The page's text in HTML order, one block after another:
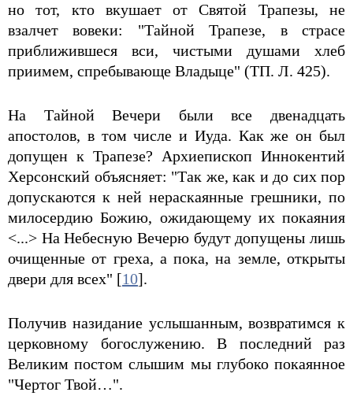
но тот, кто вкушает от Святой Трапезы, не
взалчет вовеки: "Тайной Трапезе, в страсе
приближившеся вси, чистыми душами хлеб
приимем, спребывающе Владыце" (ТП. Л. 425).
На Тайной Вечери были все двенадцать
апостолов, в том числе и Иуда. Как же он был
допущен к Трапезе? Архиепископ Иннокентий
Херсонский объясняет: "Так же, как и до сих пор
допускаются к ней нераскаянные грешники, по
милосердию Божию, ожидающему их покаяния
<...> На Небесную Вечерю будут допущены лишь
очищенные от греха, а пока, на земле, открыты
двери для всех" [10].
Получив назидание услышанным, возвратимся к
церковному богослужению. В последний раз
Великим постом слышим мы глубоко покаянное
"Чертог Твой…".